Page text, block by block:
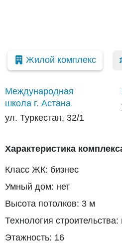
Жилой комплекс
Международная
школа г. Астана
ул. Туркестан, 32/1
Характеристика
Класс ЖК: бизнес
Умный дом: нет
Высота потолков: 3 м
Технология
Этажность: 16